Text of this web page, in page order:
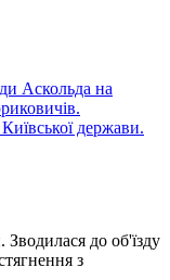
Аскольда на
держави.
до об'їзду
з